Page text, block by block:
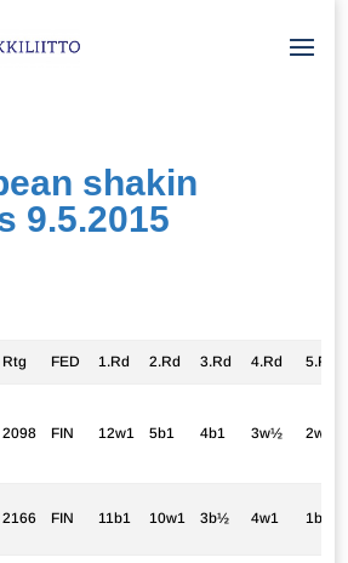
shakin
9.5.2015
Rtg FED 1.Rd 2.Rd 3.Rd 4.Rd 5.Rd
2098 FIN 12w1 5b1 4b1 3w½ 2w½
2166 FIN 11b1 10w1 3b½ 4w1 1b½